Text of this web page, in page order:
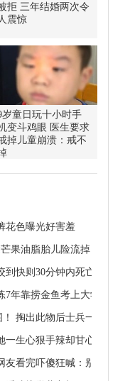
拒 三年结婚两次令
震惊
岁童日玩十小时手
变斗鸡眼 医生要求
掉儿童崩溃：戒不
花色曝光好害羞
果油脂胎儿险流掉
快则30分钟内死亡
年靠捞金鱼考上大学
掏出此物后士兵一看嗨翻
一生心狠手辣却甘心为主殉葬
看完吓傻狂喊：别放生害人